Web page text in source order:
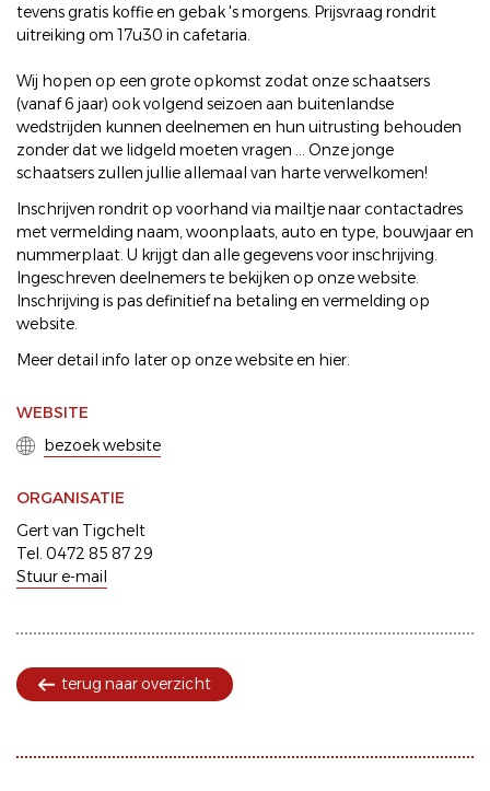
tevens gratis koffie en gebak 's morgens. Prijsvraag rondrit
uitreiking om 17u30 in cafetaria.
Wij hopen op een grote opkomst zodat onze schaatsers
(vanaf 6 jaar) ook volgend seizoen aan buitenlandse
wedstrijden kunnen deelnemen en hun uitrusting behouden
zonder dat we lidgeld moeten vragen ... Onze jonge
schaatsers zullen jullie allemaal van harte verwelkomen!
Inschrijven rondrit op voorhand via mailtje naar contactadres
met vermelding naam, woonplaats, auto en type, bouwjaar en
nummerplaat. U krijgt dan alle gegevens voor inschrijving.
Ingeschreven deelnemers te bekijken op onze website.
Inschrijving is pas definitief na betaling en vermelding op
website.
Meer detail info later op onze website en hier.
WEBSITE
bezoek website
ORGANISATIE
Gert van Tigchelt
Tel. 0472 85 87 29
Stuur e-mail
terug naar overzicht